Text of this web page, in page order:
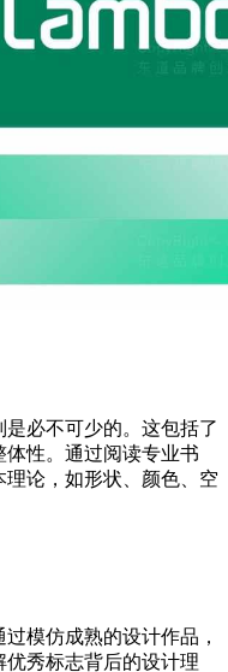
必不可少的。这包括了
性。通过阅读专业书
论，如形状、颜色、空
模仿成熟的设计作品，
秀标志背后的设计理